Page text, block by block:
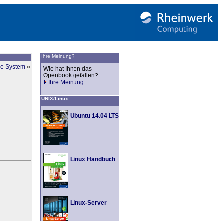
System »
Ihre Meinung?
Wie hat Ihnen das
Openbook gefallen?
Ihre Meinung
UNIX/Linux
Ubuntu 14.04 LTS
Linux Handbuch
Linux-Server